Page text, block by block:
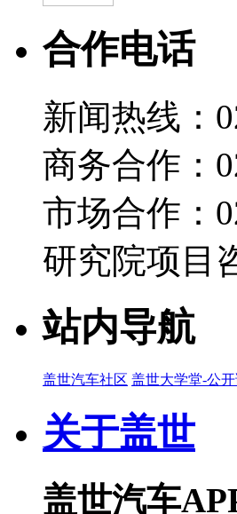
合作电话
新闻热线：
商务合作：
市场合作：
研究院项目
站内导航
盖世汽车社区 盖世大学堂-公
关于盖世
盖世汽车